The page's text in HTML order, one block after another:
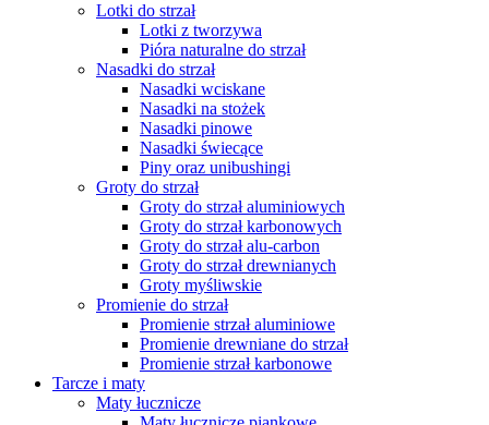
Lotki do strzał
Lotki z tworzywa
Pióra naturalne do strzał
Nasadki do strzał
Nasadki wciskane
Nasadki na stożek
Nasadki pinowe
Nasadki świecące
Piny oraz unibushingi
Groty do strzał
Groty do strzał aluminiowych
Groty do strzał karbonowych
Groty do strzał alu-carbon
Groty do strzał drewnianych
Groty myśliwskie
Promienie do strzał
Promienie strzał aluminiowe
Promienie drewniane do strzał
Promienie strzał karbonowe
Tarcze i maty
Maty łucznicze